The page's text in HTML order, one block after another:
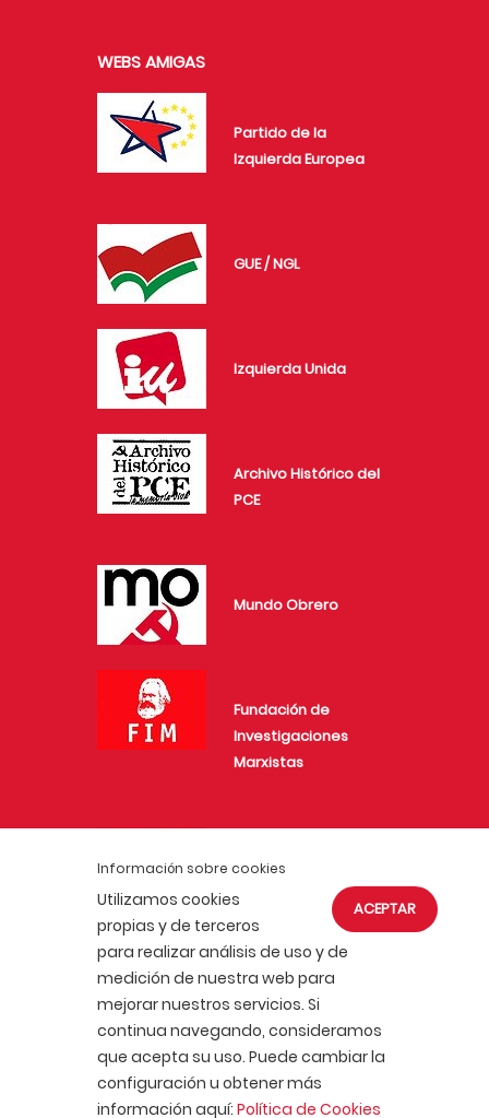
Información sobre cookies
ACEPTAR
Utilizamos cookies
propias y de terceros
para realizar análisis de uso y de
medición de nuestra web para
mejorar nuestros servicios. Si
continua navegando, consideramos
que acepta su uso. Puede cambiar la
configuración u obtener más
información aquí: Política de Cookies
WEBS AMIGAS
Partido de la
Izquierda Europea
GUE / NGL
Izquierda Unida
Archivo Histórico del
PCE
Mundo Obrero
Fundación de
Investigaciones
Marxistas
Juventud Comunista
ACTUALIDAD
AFÍLIATE
POLÍTICA DE PRIVACIDAD
PORTAL DE TRANSPARENCIA